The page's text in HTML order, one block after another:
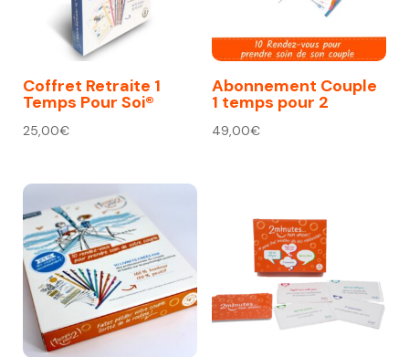
Coffret Retraite 1
Temps Pour Soi®
25,00€
Abonnement Couple
1 temps pour 2
49,00€